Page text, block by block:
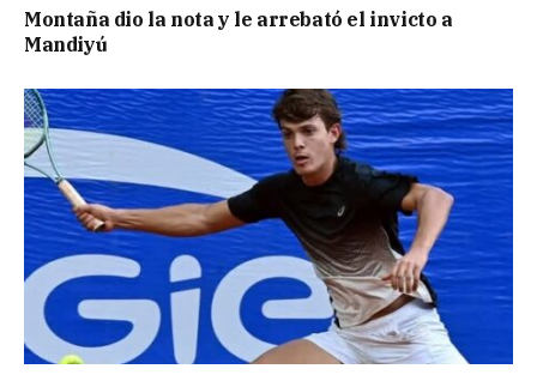
Montaña dio la nota y le arrebató el invicto a
Mandiyú